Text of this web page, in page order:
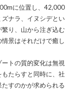
に位置し、42,000
ナラ、イヌシデとい
り、山から注ぎ込む
景はそれだけで癒し
トの質的変化は無視
たらすと同時に、社
すのかが求められる